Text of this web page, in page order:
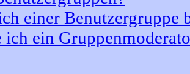
einer Benutzergruppe
ich ein